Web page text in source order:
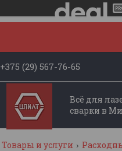
+375 (29) 567-76-65
Всё для
сварки в
Товары и услуги